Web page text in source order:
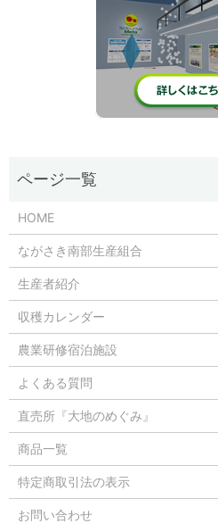
HOME
ながさき南部生産組合
生産者紹介
収穫カレンダー
農業研修宿泊施設
よくある質問
直売所『大地のめぐみ』
商品一覧
特定商取引法の表示
お問い合わせ